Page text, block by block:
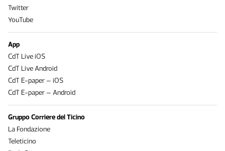
Twitter
YouTube
App
CdT Live iOS
CdT Live Android
CdT E-paper – iOS
CdT E-paper – Android
Gruppo Corriere del Ticino
La Fondazione
Teleticino